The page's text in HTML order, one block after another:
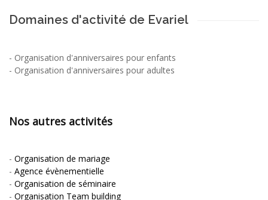
Domaines d'activité de Evariel
- Organisation d'anniversaires pour enfants
- Organisation d'anniversaires pour adultes
Nos autres activités
- Organisation de mariage
- Agence évènementielle
- Organisation de séminaire
- Organisation Team building